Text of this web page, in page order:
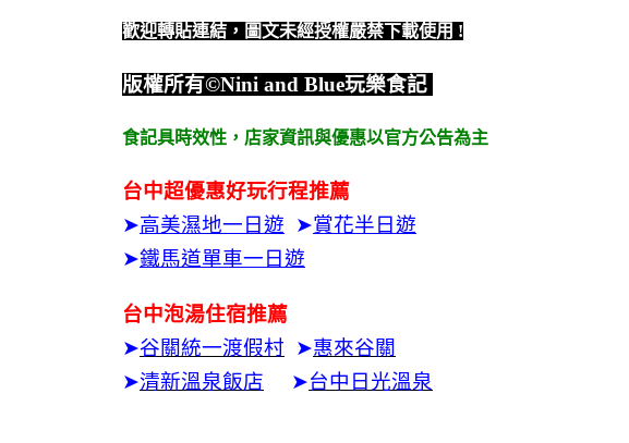
歡迎轉貼連結，圖文未經授權嚴禁下載使用 !
版權所有©Nini and Blue玩樂食記
食記具時效性， 店家資訊與優惠以官方公告為主
台中超優惠好玩行程推薦
➤高美濕地一日遊 ➤賞花半日遊
➤鐵馬道單車一日遊
台中泡湯住宿推薦
➤谷關統一渡假村 ➤惠來谷關
➤清新溫泉飯店 ➤台中日光溫泉